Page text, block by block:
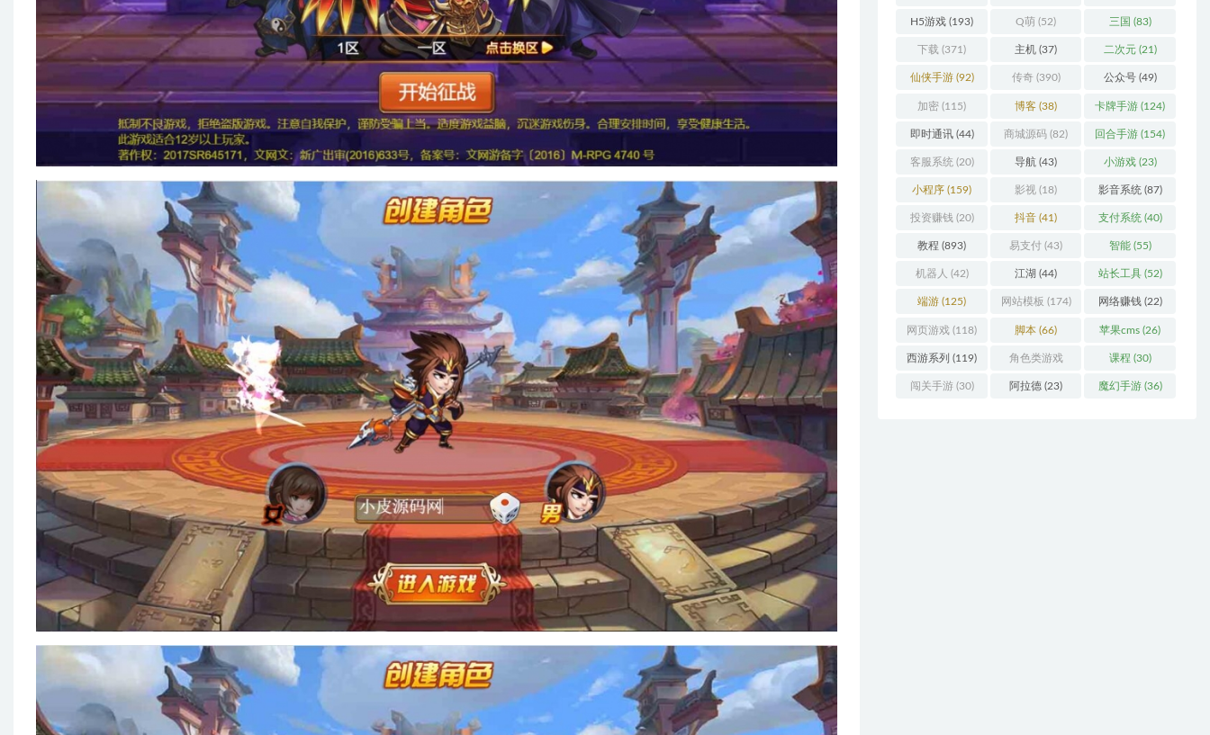
H5游戏 (193) Q萌 (52) 三国 (83)
下载 (371) 主机 (37) 二次元(21)
仙侠手游(92) 传奇(390) 公众号(49)
加密 (115) 博客 (38) 卡牌手游 (124)
即时通讯(44) 商城源码 (82) 回合手游 (154)
客服系统 (20) 导航 (43) 小游戏(23)
小程序 (159) 影视 (18) 影音系统 (87)
投资赚钱 (20) 抖音 (41) 支付系统 (40)
教程 (893) 易支付 (43) 智能(55)
机器人 (42) 江湖 (44) 站长工具(52)
端游 (125) 网站模板 (174) 网络赚钱(22)
网页游戏 (118) 脚本 (66) 苹果cms (26)
西游系列 (119) 角色类游戏
(306)
课程 (30)
闯关手游(30) 阿拉德 (23) 魔幻手游(36)